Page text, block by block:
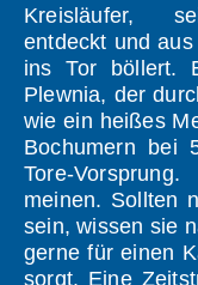
Kreisläufer,
entdeckt und
ins Tor böllert.
Plewnia, der
wie ein heißes
Bochumern bei
Tore-
meinen. Sollten
sein, wissen sie
gerne für einen
sorgt. Eine